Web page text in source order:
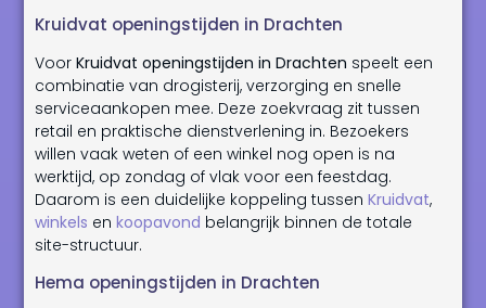
Kruidvat openingstijden in Drachten
VoorKruidvat openingstijden in Drachten speelt een
combinatie van drogisterij, verzorging en snelle
serviceaankopen mee. Deze zoekvraag zit tussen
retail en praktische dienstverlening in. Bezoekers
willen vaak weten of een winkel nog open is na
werktijd, op zondag of vlak voor een feestdag.
Daarom is een duidelijke koppeling tussenKruidvat,
winkels enkoopavond belangrijk binnen de totale
site-structuur.
Hema openingstijden in Drachten